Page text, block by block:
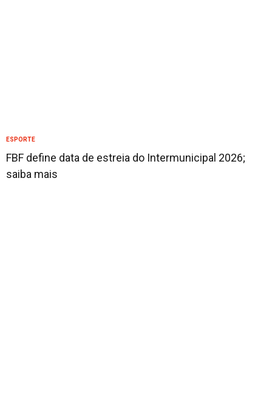
ESPORTE
FBF define data de estreia do Intermunicipal 2026;
saiba mais